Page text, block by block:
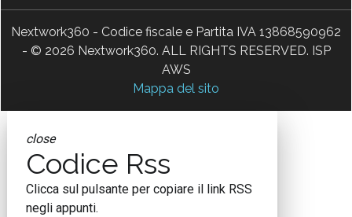
Nextwork360 - Codice fiscale e Partita IVA 13868590962
- © 2026 Nextwork360. ALL RIGHTS RESERVED. ISP
AWS
Mappa del sito
close
Codice Rss
Clicca sul pulsante per copiare il link RSS
negli appunti.